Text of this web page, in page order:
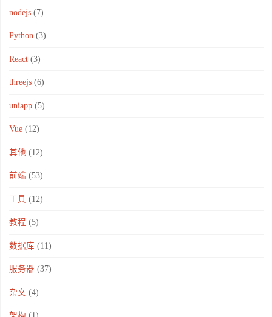
nodejs(7)
Python(3)
React(3)
threejs(6)
uniapp(5)
Vue(12)
其他 (12)
前端 (53)
工具 (12)
教程 (5)
数据库 (11)
服务器 (37)
杂文 (4)